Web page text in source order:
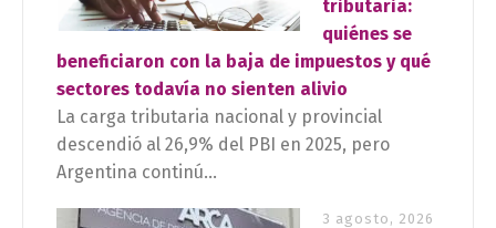
tributaria:
quiénes se
beneficiaron con la baja de impuestos y qué
sectores todavía no sienten alivio
La carga tributaria nacional y provincial
descendió al 26,9% del PBI en 2025, pero
Argentina continú...
3 agosto, 2026